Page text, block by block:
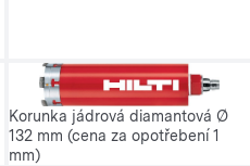
Korunka jádrová diamantová Ø
132 mm (cena za opotřebení 1
mm)